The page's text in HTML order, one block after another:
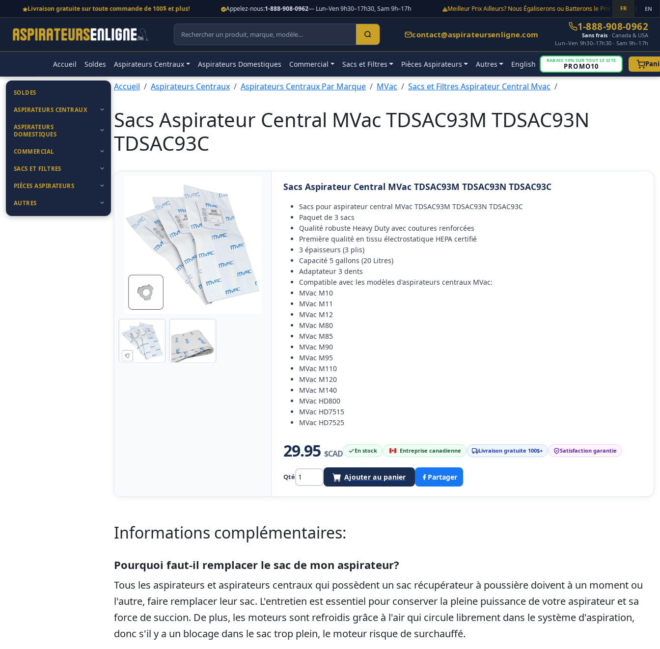
gratuite sur toute commande de 100$ et plus! Appelez-nous:1-888-908-0962— Lun–Ven 9h30–17h30, Sam 9h–17h Meilleur Prix Ailleurs? Nous Égaliserons ou Batterons le Prix Point Final! FR | EN
contact@aspirateursenligne.com
1-888-908-0962
Sans frais· Canada & USA
Lun–Ven 9h30–17h30 · Sam 9h–17h
Accueil Soldes Aspirateurs Centraux Aspirateurs Domestiques Commercial Sacs et Filtres Pièces Aspirateurs Autres English RABAIS 10% SUR TOUT LE SITE
PROMO10
SOLDES
ASPIRATEURS CENTRAUX
ASPIRATEURS
DOMESTIQUES
COMMERCIAL
SACS ET FILTRES
PIÈCES ASPIRATEURS
AUTRES
Accueil Aspirateurs Centraux Aspirateurs Centraux Par Marque MVac Sacs et Filtres Aspirateur Central Mvac
Sacs Aspirateur Central MVac TDSAC93M TDSAC93N
TDSAC93C
Sacs Aspirateur Central MVac TDSAC93M TDSAC93N TDSAC93C
Sacs pour aspirateur central MVac TDSAC93M TDSAC93N TDSAC93C
Paquet de 3 sacs
Qualité robuste Heavy Duty avec coutures renforcées
Première qualité en tissu électrostatique HEPA certifié
3 épaisseurs (3 plis)
Capacité 5 gallons (20 Litres)
Adaptateur 3 dents
Compatible avec les modèles d'aspirateurs centraux MVac:
MVac M10
MVac M11
MVac M12
MVac M80
MVac M85
MVac M90
MVac M95
MVac M110
MVac M120
MVac M140
MVac HD800
MVac HD7515
MVac HD7525
29.95$CAD En stock Entreprise canadienne Livraison gratuite 100$+ Satisfaction garantie
Qté Ajouter au panier Partager
Informations complémentaires:
Pourquoi faut-il remplacer le sac de mon aspirateur?
Tous les aspirateurs et aspirateurs centraux qui possèdent un sac récupérateur à poussière doivent à un moment ou
l'autre, faire remplacer leur sac. L'entretien est essentiel pour conserver la pleine puissance de votre aspirateur et sa
force de succion. De plus, les moteurs sont refroidis grâce à l'air qui circule librement dans le système d'aspiration,
donc s'il y a un blocage dans le sac trop plein, le moteur risque de surchauffé.